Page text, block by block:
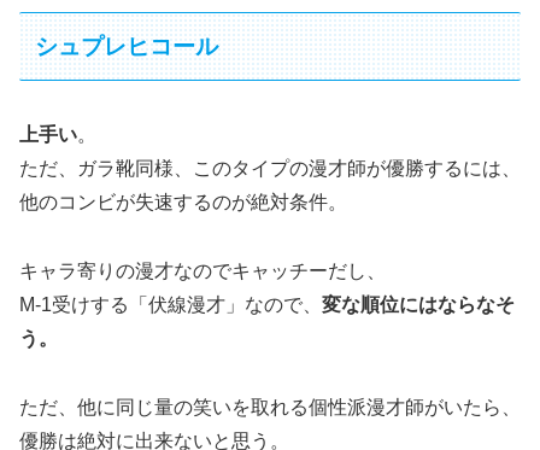
シュプレヒコール
上手い。
ただ、ガラ靴同様、このタイプの漫才師が優勝するには、
他のコンビが失速するのが絶対条件。
キャラ寄りの漫才なのでキャッチーだし、
M-1受けする「伏線漫才」なので、 変な順位にはならなそ
う。
ただ、他に同じ量の笑いを取れる個性派漫才師がいたら、
優勝は絶対に出来ないと思う。